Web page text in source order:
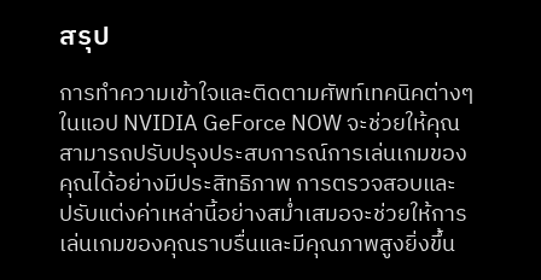
สรุป
การทำความเข้าใจและติดตามศัพท์เทคนิคต่างๆ
ในแอป NVIDIA GeForce NOW จะช่วยให้คุณ
สามารถปรับปรุงประสบการณ์การเล่นเกมของ
คุณได้อย่างมีประสิทธิภาพ การตรวจสอบและ
ปรับแต่งค่าเหล่านี้อย่างสม่ำเสมอจะช่วยให้การ
เล่นเกมของคุณราบรื่นและมีคุณภาพสูงยิ่งขึ้น